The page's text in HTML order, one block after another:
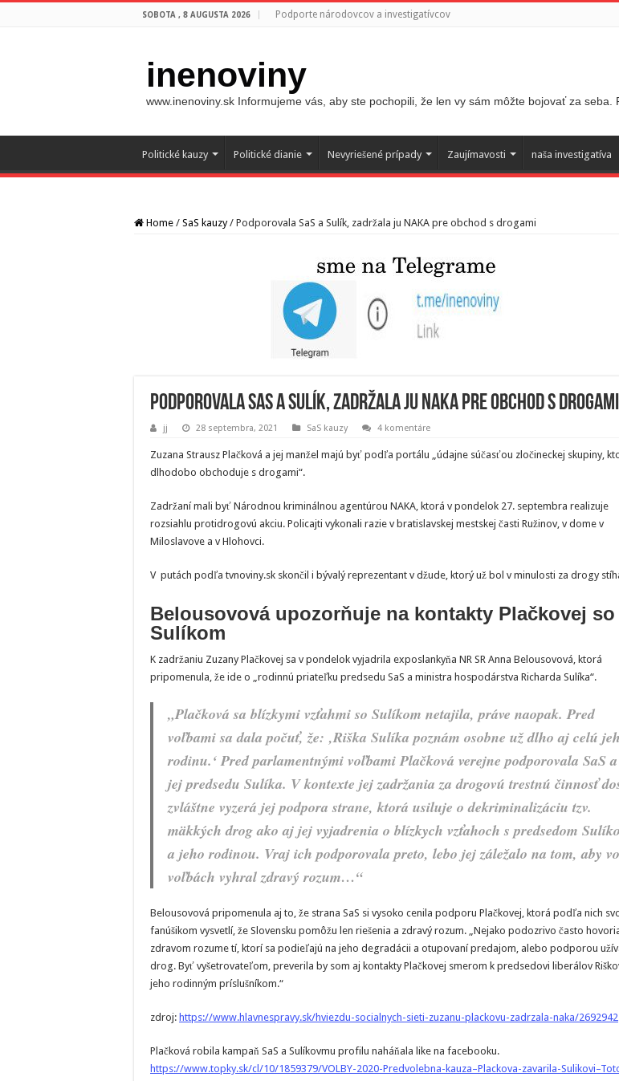
SOBOTA , 8 AUGUSTA 2026 Podporte národovcov a investigatívcov
inenoviny
www.inenoviny.sk Informujeme vás, aby ste pochopili, že len vy sám môžte bojovať za seba.
Politické kauzy Politické dianie Nevyriešené prípady Zaujímavosti naša investigatíva
Home / SaS kauzy / Podporovala SaS a Sulík, zadržala ju NAKA pre obchod s drogami
Podporovala SaS a Sulík, zadržala ju NAKA pre obchod s drogami
jj 28 septembra, 2021 SaS kauzy 4 komentáre
Zuzana Strausz Plačková a jej manžel majú byť podľa portálu „údajne súčasťou zločineckej skupiny,
dlhodobo obchoduje s drogami“.
Zadržaní mali byť Národnou kriminálnou agentúrou NAKA, ktorá v pondelok 27. septembra realizuje
rozsiahlu protidrogovú akciu. Policajti vykonali razie v bratislavskej mestskej časti Ružinov, v dome v
Miloslavove a v Hlohovci.
V putách podľa tvnoviny.sk skončil i bývalý reprezentant v džude, ktorý už bol v minulosti za drogy
Belousovová upozorňuje na kontakty Plačkovej so
Sulíkom
K zadržaniu Zuzany Plačkovej sa v pondelok vyjadrila exposlankyňa NR SR Anna Belousovová, ktorá
pripomenula, že ide o „rodinnú priateľku predsedu SaS a ministra hospodárstva Richarda Sulíka“.
„Plačková sa blízkymi vzťahmi so Sulíkom netajila, práve naopak. Pred
voľbami sa dala počuť, že: ‚Riška Sulíka poznám osobne už dlho aj celú
rodinu.‘ Pred parlamentnými voľbami Plačková verejne podporovala SaS a
jej predsedu Sulíka. V kontexte jej zadržania za drogovú trestnú činnosť
zvláštne vyzerá jej podpora strane, ktorá usiluje o dekriminalizáciu tzv.
mäkkých drog ako aj jej vyjadrenia o blízkych vzťahoch s predsedom
a jeho rodinou. Vraj ich podporovala preto, lebo jej záležalo na tom, aby vo
voľbách vyhral zdravý rozum…“
Belousovová pripomenula aj to, že strana SaS si vysoko cenila podporu Plačkovej, ktorá podľa nich
fanúšikom vysvetlí, že Slovensku pomôžu len riešenia a zdravý rozum. „Nejako podozrivo často
zdravom rozume tí, ktorí sa podieľajú na jeho degradácii a otupovaní predajom, alebo podporou
drog. Byť vyšetrovateľom, preverila by som aj kontakty Plačkovej smerom k predsedovi liberálov
jeho rodinným príslušníkom.“
zdroj: https://www.hlavnespravy.sk/hviezdu-socialnych-sieti-zuzanu-plackovu-zadrzala-naka/2692942
Plačková robila kampaň SaS a Sulíkovmu profilu naháňala like na facebooku.
https://www.topky.sk/cl/10/1859379/VOLBY-2020-Predvolebna-kauza–Plackova-zavarila-